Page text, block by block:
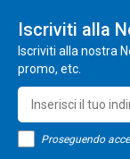
Iscriviti alla
Iscriviti alla nostra
promo, etc.
Proseguendo